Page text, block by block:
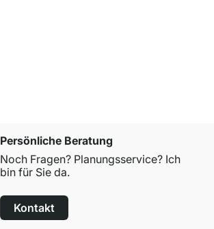
Persönliche Beratung
Noch Fragen? Planungsservice? Ich
bin für Sie da.
Kontakt